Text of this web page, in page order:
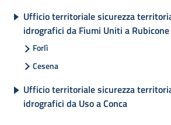
Ufficio territoriale sicurezza
idrografici da Fiumi Uniti a Rubicone
Forlì
Cesena
Ufficio territoriale sicurezza
idrografici da Uso a Conca